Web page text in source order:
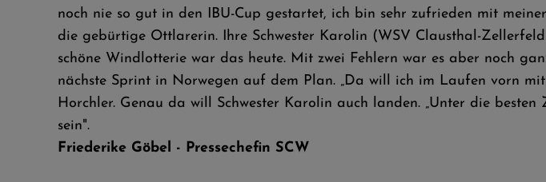
noch nie so gut in den IBU-Cup gestartet, ich bin sehr zufrieden mit
die gebürtige Ottlarerin. Ihre Schwester Karolin (WSV Clausthal-
schöne Windlotterie war das heute. Mit zwei Fehlern war es aber noch
nächste Sprint in Norwegen auf dem Plan. „Da will ich im Laufen vorn
Horchler. Genau da will Schwester Karolin auch landen. „Unter die
sein".
Friederike Göbel - Pressechefin SCW